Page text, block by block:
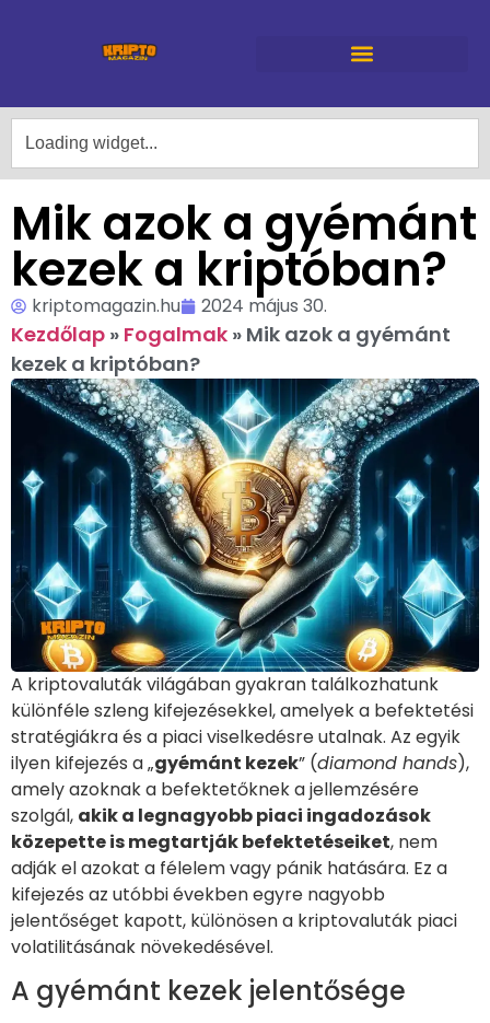
Mik azok a gyémánt
kezek a kriptóban?
kriptomagazin.hu 2024 május 30.
Kezdőlap » Fogalmak » Mik azok a gyémánt
kezek a kriptóban?
A kriptovaluták világában gyakran találkozhatunk
különféle szleng kifejezésekkel, amelyek a befektetési
stratégiákra és a piaci viselkedésre utalnak. Az egyik
ilyen kifejezés a „gyémánt kezek” (diamond hands),
amely azoknak a befektetőknek a jellemzésére
szolgál, akik a legnagyobb piaci ingadozások
közepette is megtartják befektetéseiket, nem
adják el azokat a félelem vagy pánik hatására. Ez a
kifejezés az utóbbi években egyre nagyobb
jelentőséget kapott, különösen a kriptovaluták piaci
volatilitásának növekedésével.
A gyémánt kezek jelentősége